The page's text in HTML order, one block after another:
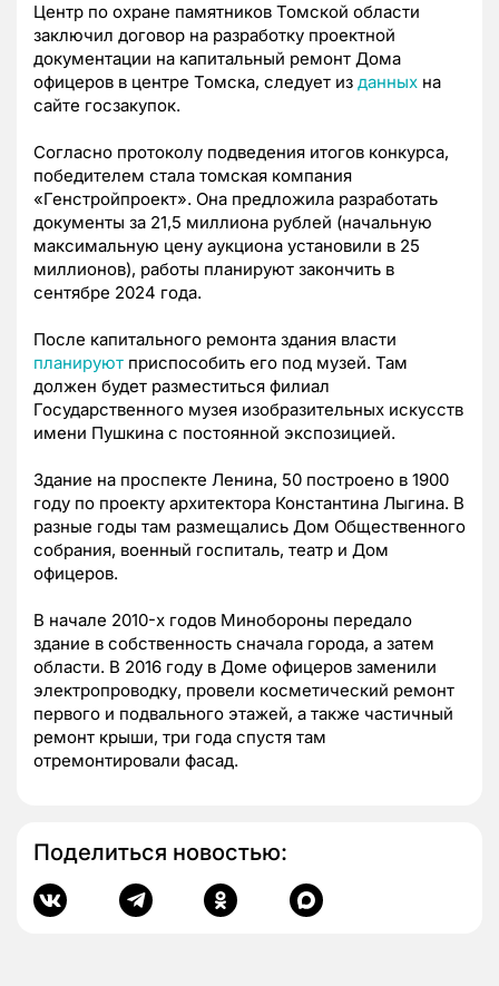
Центр по охране памятников Томской области
заключил договор на разработку проектной
документации на капитальный ремонт Дома
офицеров в центре Томска, следует из данных на
сайте госзакупок.
Согласно протоколу подведения итогов конкурса,
победителем стала томская компания
«Генстройпроект». Она предложила разработать
документы за 21,5 миллиона рублей (начальную
максимальную цену аукциона установили в 25
миллионов), работы планируют закончить в
сентябре 2024 года.
После капитального ремонта здания власти
планируют приспособить его под музей. Там
должен будет разместиться филиал
Государственного музея изобразительных искусств
имени Пушкина с постоянной экспозицией.
Здание на проспекте Ленина, 50 построено в 1900
году по проекту архитектора Константина Лыгина. В
разные годы там размещались Дом Общественного
собрания, военный госпиталь, театр и Дом
офицеров.
В начале 2010-х годов Минобороны передало
здание в собственность сначала города, а затем
области. В 2016 году в Доме офицеров заменили
электропроводку, провели косметический ремонт
первого и подвального этажей, а также частичный
ремонт крыши, три года спустя там
отремонтировали фасад.
Поделиться новостью: